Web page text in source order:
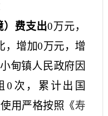
）费支出0万元，
，增加0万元，增
小甸镇人民政府 因
0 次，累计出国
用严格按照《寿